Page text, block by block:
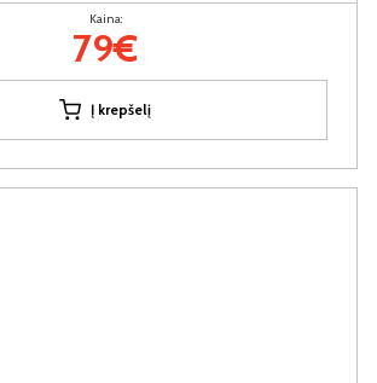
Kaina:
79€
Į krepšelį